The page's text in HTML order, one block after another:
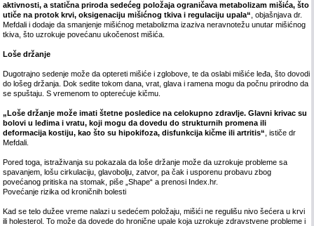
aktivnosti, a statična priroda sedećeg položaja ograničava metabolizam mišića, što
utiče na protok krvi, oksigenaciju mišićnog tkiva i regulaciju upala“ , objašnjava dr.
Mefdali i dodaje da smanjenje mišićnog metabolizma izaziva neravnotežu unutar mišićnog
tkiva, što uzrokuje povećanu ukočenost mišića.
Loše držanje
Dugotrajno sedenje može da optereti mišiće i zglobove, te da oslabi mišiće leđa, što dovodi
do lošeg držanja. Dok sedite tokom dana, vrat, glava i ramena mogu da počnu prirodno da
se spuštaju. S vremenom to opterećuje kičmu.
„Loše držanje može imati štetne posledice na celokupno zdravlje. Glavni krivac su
bolovi u leđima i vratu, koji mogu da dovedu do strukturnih promena ili
deformacija kostiju, kao što su hipokifoza, disfunkcija kičme ili artritis“ , ističe dr
Mefdali.
Pored toga, istraživanja su pokazala da loše držanje može da uzrokuje probleme sa
spavanjem, lošu cirkulaciju, glavobolju, zatvor, pa čak i usporenu probavu zbog
povećanog pritiska na stomak, piše „Shape“ a prenosi Index.hr.
Povećanje rizika od kroničnih bolesti
Kad se telo dužee vreme nalazi u sedećem položaju, mišići ne regulišu nivo šećera u krvi
ili holesterol. To može da dovede do hronične upale koja uzrokuje zdravstvene probleme i